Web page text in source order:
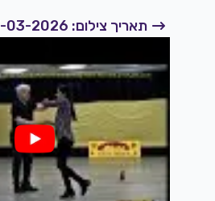
תאריך צילום: 13-03-2026